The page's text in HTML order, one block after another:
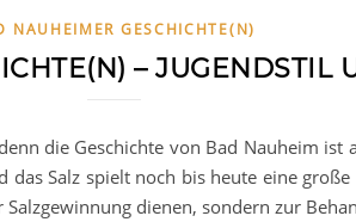
NAUHEIMER GESCHICHTE(N)
– JUGENDSTIL
die Geschichte von Bad Nauheim
Salz spielt noch bis heute eine
dienen, sondern zur